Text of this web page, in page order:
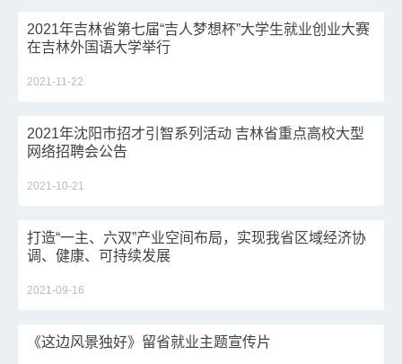
2021年吉林省第七届“吉人梦想杯”大学生就业创业大赛
在吉林外国语大学举行
2021-11-22
2021年沈阳市招才引智系列活动 吉林省重点高校大型
网络招聘会公告
2021-10-21
打造“一主、六双”产业空间布局，实现我省区域经济协
调、健康、可持续发展
2021-09-16
《这边风景独好》留省就业主题宣传片